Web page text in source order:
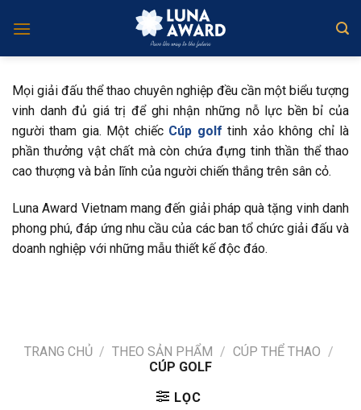
Mọi giải đấu thể thao chuyên nghiệp đều cần một biểu tượng
vinh danh đủ giá trị để ghi nhận những nỗ lực bền bỉ của
người tham gia. Một chiếc Cúp golf tinh xảo không chỉ là
phần thưởng vật chất mà còn chứa đựng tinh thần thể thao
cao thượng và bản lĩnh của người chiến thắng trên sân cỏ.
Luna Award Vietnam mang đến giải pháp quà tặng vinh danh
phong phú, đáp ứng nhu cầu của các ban tổ chức giải đấu và
doanh nghiệp với những mẫu thiết kế độc đáo.
TRANG CHỦ / THEO SẢN PHẨM / CÚP THỂ THAO /
CÚP GOLF
LỌC